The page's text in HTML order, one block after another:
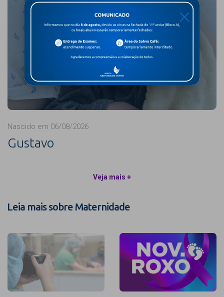
Nascido em 06/08/2026
Gustavo
Veja mais +
Leia mais sobre Maternidade
X